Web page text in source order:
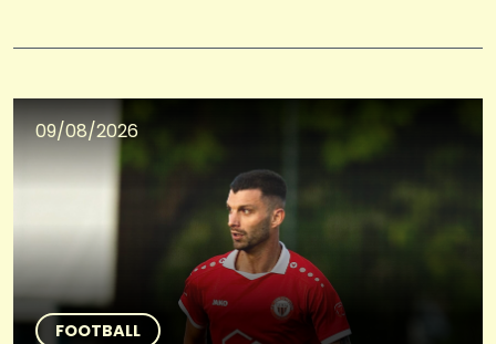
09/08/2026
FOOTBALL